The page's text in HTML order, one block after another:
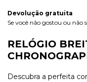
Devolução gratuita
Se você não gostou ou não
RELÓGIO
Descubra a perfeita